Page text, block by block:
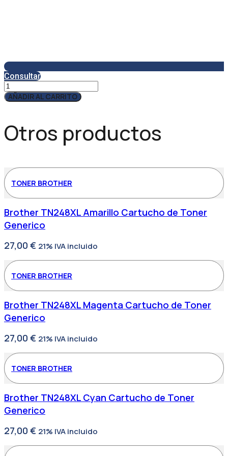
Consultar
Duracell
Pila
Boton
3V
Blister2
AÑADIR AL CARRITO
Otros productos
TONER BROTHER
Brother TN248XL Amarillo Cartucho de Toner
Generico
27,00 € 21% IVA incluido
TONER BROTHER
Brother TN248XL Magenta Cartucho de Toner
Generico
27,00 € 21% IVA incluido
TONER BROTHER
Brother TN248XL Cyan Cartucho de Toner
Generico
27,00 € 21% IVA incluido